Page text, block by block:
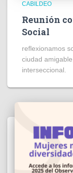
CABILDEO
Reunión
Social
reflexionamos
ciudad
interseccional.